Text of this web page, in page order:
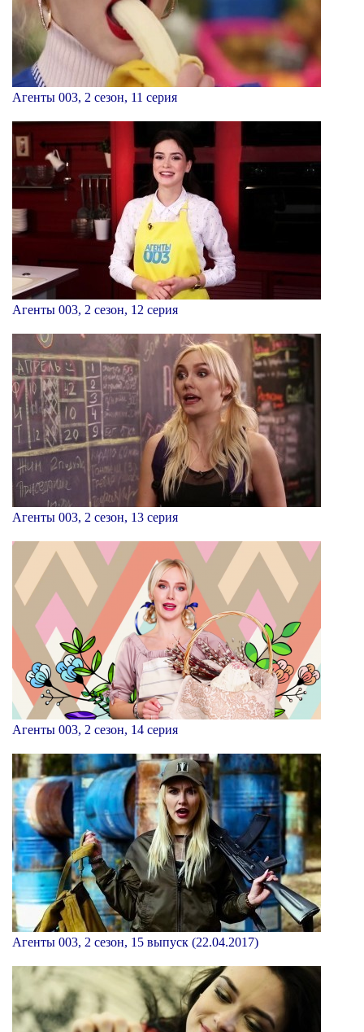
Агенты 003, 2 сезон, 11 серия
Агенты 003, 2 сезон, 12 серия
Агенты 003, 2 сезон, 13 серия
Агенты 003, 2 сезон, 14 серия
Агенты 003, 2 сезон, 15 выпуск (22.04.2017)